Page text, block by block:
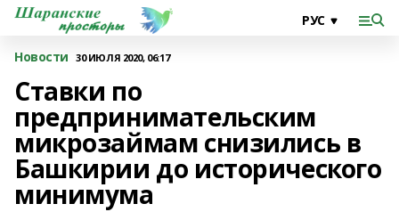
Новости 30 ИЮЛЯ 2020, 06:17
Ставки по
предпринимательским
микрозаймам снизились в
Башкирии до исторического
минимума